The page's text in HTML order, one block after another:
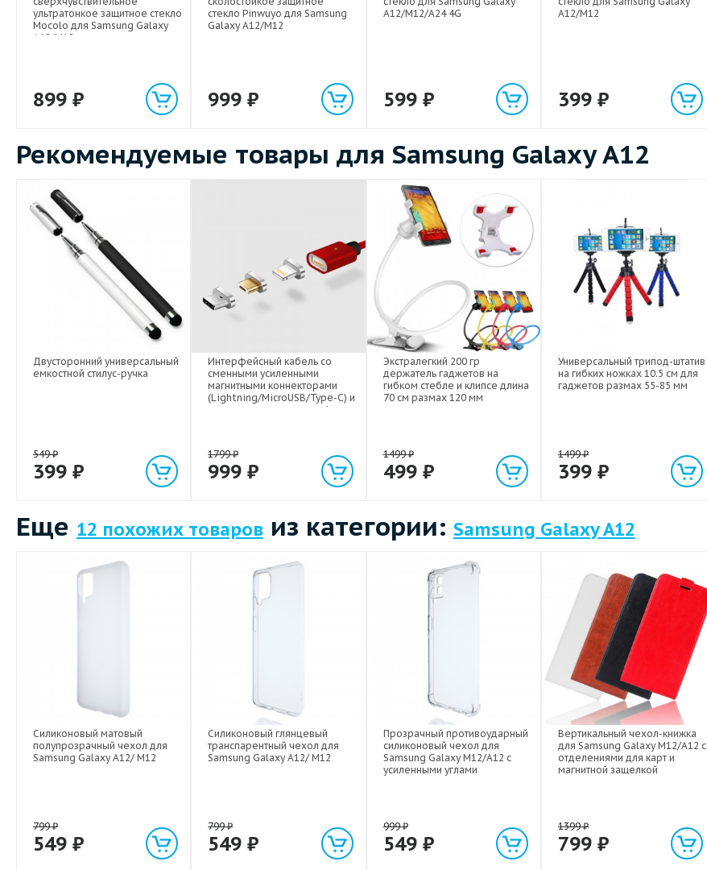
ультратонкое защитное стекло
Mocolo для Samsung Galaxy
A12/M12
899 ₽
стекло Pinwuyo для Samsung
Galaxy A12/M12
999₽
A12/M12/A24 4G
599 ₽
A12/M12
399 ₽
Рекомендуемые товары для Samsung Galaxy A12
Двусторонний универсальный
емкостной стилус-ручка
549₽
399 ₽
Интерфейсный кабель со
сменными усиленными
магнитными коннекторами
(Lightning/MicroUSB/Type-C) и
световым индикатором 1м
1799₽
999₽
Экстралегкий 200 гр
держатель гаджетов на
гибком стебле и клипсе длина
70 см размах 120 мм
1499₽
499 ₽
Универсальный трипод-штатив
на гибких ножках 10.5 см для
гаджетов размах 55-85 мм
1499₽
399 ₽
Еще 12 похожих товаров из категории: Samsung Galaxy A12
Силиконовый матовый
полупрозрачный чехол для
Samsung Galaxy A12/ M12
799₽
549 ₽
Силиконовый глянцевый
транспарентный чехол для
Samsung Galaxy A12/ M12
799₽
549₽
Прозрачный противоударный
силиконовый чехол для
Samsung Galaxy M12/A12 с
усиленными углами
999₽
549 ₽
Вертикальный чехол-книжка
для Samsung Galaxy M12/A12 с
отделениями для карт и
магнитной защелкой
1399₽
799 ₽